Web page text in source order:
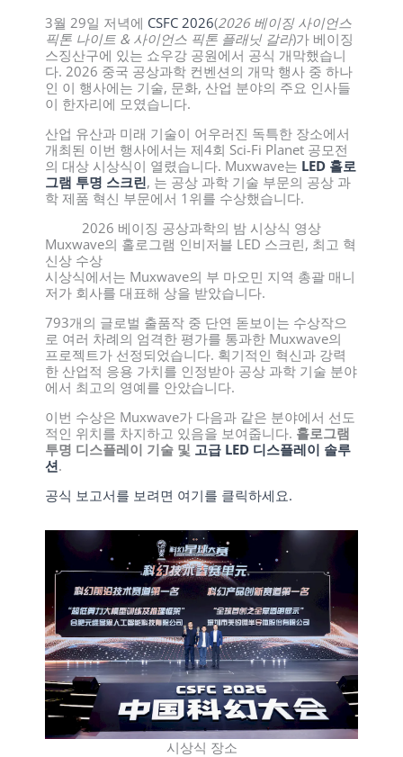
3월 29일 저녁에 CSFC 2026(2026 베이징 사이언스
픽톤 나이트 & 사이언스 픽톤 플래닛 갈라)가 베이징
스징산구에 있는 쇼우강 공원에서 공식 개막했습니
다. 2026 중국 공상과학 컨벤션의 개막 행사 중 하나
인 이 행사에는 기술, 문화, 산업 분야의 주요 인사들
이 한자리에 모였습니다.
산업 유산과 미래 기술이 어우러진 독특한 장소에서
개최된 이번 행사에서는 제4회 Sci-Fi Planet 공모전
의 대상 시상식이 열렸습니다. Muxwave는 LED 홀로
그램 투명 스크린, 는 공상 과학 기술 부문의 공상 과
학 제품 혁신 부문에서 1위를 수상했습니다.
2026 베이징 공상과학의 밤 시상식 영상
Muxwave의 홀로그램 인비저블 LED 스크린, 최고 혁
신상 수상
시상식에서는 Muxwave의 부 마오민 지역 총괄 매니
저가 회사를 대표해 상을 받았습니다.
793개의 글로벌 출품작 중 단연 돋보이는 수상작으
로 여러 차례의 엄격한 평가를 통과한 Muxwave의
프로젝트가 선정되었습니다. 획기적인 혁신과 강력
한 산업적 응용 가치를 인정받아 공상 과학 기술 분야
에서 최고의 영예를 안았습니다.
이번 수상은 Muxwave가 다음과 같은 분야에서 선도
적인 위치를 차지하고 있음을 보여줍니다. 홀로그램
투명 디스플레이 기술 및 고급 LED 디스플레이 솔루
션.
공식 보고서를 보려면 여기를 클릭하세요.
시상식 장소